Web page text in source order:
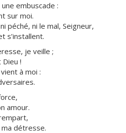
embuscade :
sur moi.
péché, ni le mal, Seigneur,
s’installent.
je veille ;
!
à moi :
amour.
détresse.